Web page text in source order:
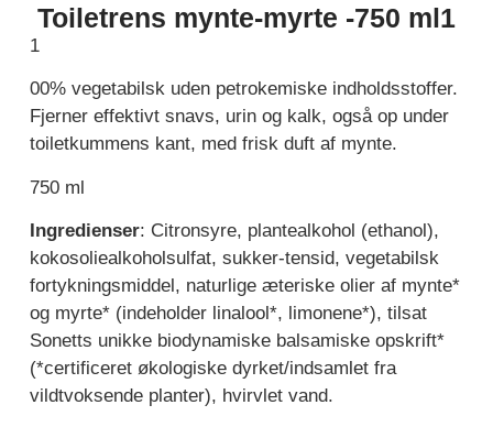
Toiletrens mynte-myrte -750 ml1
1
00% vegetabilsk uden petrokemiske indholdsstoffer.
Fjerner effektivt snavs, urin og kalk, også op under
toiletkummens kant, med frisk duft af mynte.
750 ml
Ingredienser: Citronsyre, plantealkohol (ethanol),
kokosoliealkoholsulfat, sukker-tensid, vegetabilsk
fortykningsmiddel, naturlige æteriske olier af mynte*
og myrte* (indeholder linalool*, limonene*), tilsat
Sonetts unikke biodynamiske balsamiske opskrift*
(*certificeret økologiske dyrket/indsamlet fra
vildtvoksende planter), hvirvlet vand.